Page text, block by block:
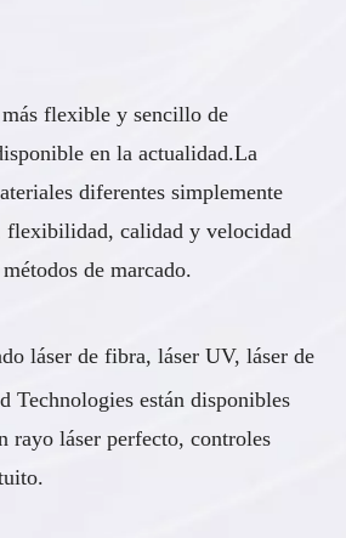
flexible y sencillo de
en la actualidad.La
diferentes simplemente
flexibilidad, calidad y velocidad
de marcado.
láser de fibra, láser UV, láser de
Technologies están disponibles
rayo láser perfecto, controles